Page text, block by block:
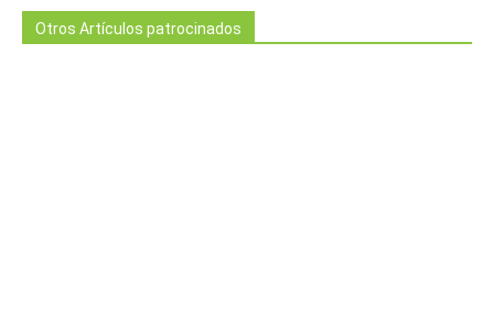
Otros Artículos patrocinados